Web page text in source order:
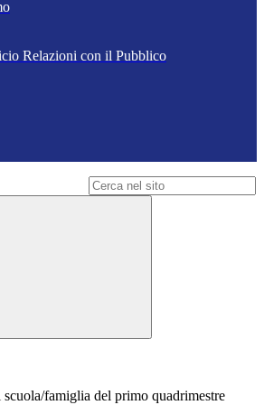
Relazioni con il Pubblico
famiglia del primo quadrimestre